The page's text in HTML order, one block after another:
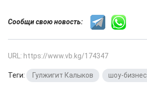
Сообщи свою новость:
URL: https://www.vb.kg/174347
Теги: Гулжигит Калыков шоу-бизнес